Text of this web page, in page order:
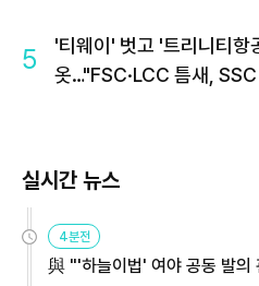
5
'티웨이' 벗고 '트리니티항
옷…"FSC·LCC 틈새,
실시간 뉴스
4분전
與 "'하늘이법' 여야 공동 발의